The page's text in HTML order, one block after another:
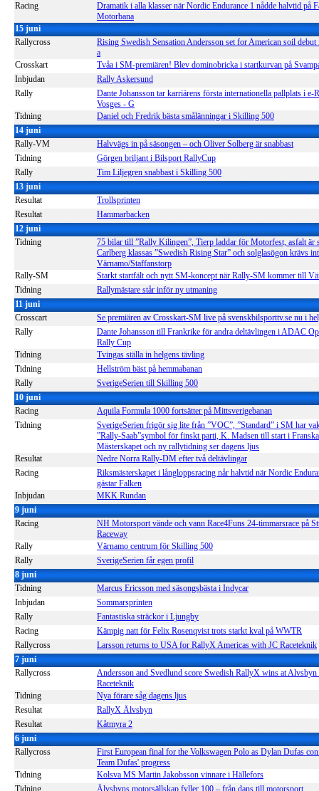
Racing
Dramatik i alla klasser när Nordic Endurance 1 nådde halvtid på
Motorbana
15 juni
Rallycross
Rising Swedish Sensation Andersson set for American soil
a
Crosskart
Tvåa i SM-premiären! Blev dominobricka i startkurvan på
Inbjudan
Rally Askersund
Rally
Dante Johansson tar karriärens första internationella pallplats i e-
Vosges - G
Tidning
Daniel och Fredrik bästa smålänningar i Skilling 500
14 juni
Rally-VM
Halvvägs in på säsongen – och Oliver Solberg är snabbast
Tidning
Görgen briljant i Bilsport RallyCup
Rally
Tim Liljegren snabbast i Skilling 500
13 juni
Resultat
Trollsprinten
Resultat
Hammarbacken
12 juni
Tidning
75 bilar till ”Rally Kilingen”, Tierp laddar för Motorfest, asfalt är
Carlberg klassas ”Swedish Rising Star” och solglasögon krävs
Värnamo/Staffanstorp
Rally-SM
Starkt startfält och nytt SM-koncept när Rally-SM kommer till
Tidning
Rallymästare står inför ny utmaning
11 juni
Crosscart
Se premiären av Crosskart-SM live på svenskbilsporttv.se nu i
Rally
Dante Johansson till Frankrike för andra deltävlingen i ADAC
Rally Cup
Tidning
Tvingas ställa in helgens tävling
Tidning
Hellström bäst på hemmabanan
Rally
SverigeSerien till Skilling 500
10 juni
Racing
Aquila Formula 1000 fortsätter på Mittsverigebanan
Tidning
SverigeSerien frigör sig lite från ”VOC”, ”Standard” i SM har
”Rally-Saab”symbol för finskt parti, K. Madsen till start i Franska
Mästerskapet och ny rallytidning ser dagens ljus
Resultat
Nedre Norra Rally-DM efter två deltävlingar
Racing
Riksmästerskapet i långloppsracing når halvtid när Nordic
gästar Falken
Inbjudan
MKK Rundan
9 juni
Racing
NH Motorsport vände och vann Race4Funs 24-timmarsrace på
Raceway
Rally
Värnamo centrum för Skilling 500
Rally
SverigeSerien får egen profil
8 juni
Tidning
Marcus Ericsson med säsongsbästa i Indycar
Inbjudan
Sommarsprinten
Rally
Fantastiska sträckor i Ljungby
Racing
Kämpig natt för Felix Rosenqvist trots starkt kval på WWTR
Rallycross
Larsson returns to USA for RallyX Americas with JC Raceteknik
7 juni
Rallycross
Andersson and Svedlund score Swedish RallyX wins at
Raceteknik
Tidning
Nya förare såg dagens ljus
Resultat
RallyX Älvsbyn
Resultat
Kåtmyra 2
6 juni
Rallycross
First European final for the Volkswagen Polo as Dylan Dufas
Team Dufas' progress
Tidning
Kolsva MS Martin Jakobsson vinnare i Hällefors
Tidning
Älvsbyns motorsällskap fyller 100 – från dans till motorsport